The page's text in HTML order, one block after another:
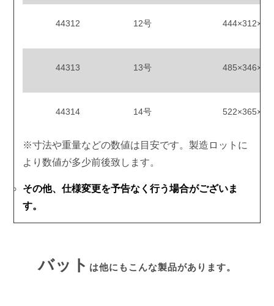
44312 12号 444×312×12
44313 13号 485×346×12
44314 14号 522×365×12
※寸法や重量などの数値は目安です。製造ロットに
より数値が多少前後致します。
その他、仕様変更を予告なく行う場合がございま
す。
バット は他にもこんな製品があります。